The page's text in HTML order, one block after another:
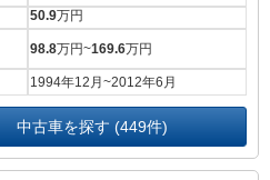
50.9万円
98.8万円~169.6万円
1994年12月~2012年6月
中古車を探す (449件)